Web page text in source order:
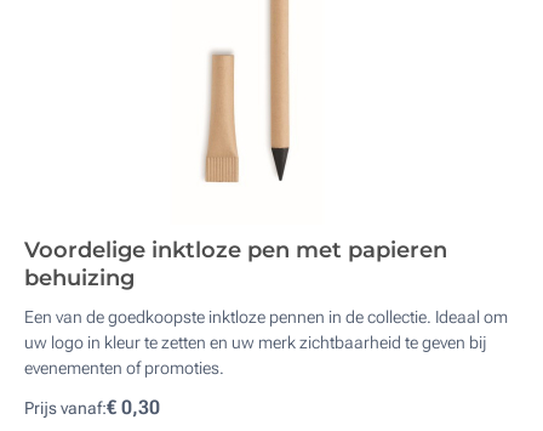
Voordelige inktloze pen met papieren
behuizing
Een van de goedkoopste inktloze pennen in de collectie. Ideaal om
uw logo in kleur te zetten en uw merk zichtbaarheid te geven bij
evenementen of promoties.
Prijs vanaf:€ 0,30